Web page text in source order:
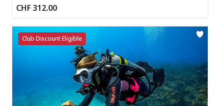
CHF 312.00
Club Discount Eligible